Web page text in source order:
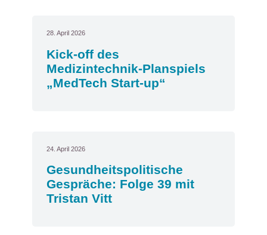
28. April 2026
Kick-off des
Medizintechnik-Planspiels
„MedTech Start-up“
24. April 2026
Gesundheitspolitische
Gespräche: Folge 39 mit
Tristan Vitt